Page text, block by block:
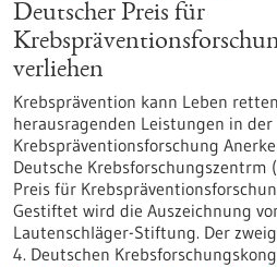
Deutscher Preis für
verliehen
Krebsprävention kann Leben
herausragenden Leistungen in der
Krebspräventionsforschung
Deutsche Krebsforschungszentrm
Preis für
Gestiftet wird die Auszeichnung
Lautenschläger-Stiftung. Der
4. Deutschen